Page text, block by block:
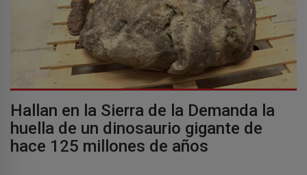
Hallan en la Sierra de la Demanda la
huella de un dinosaurio gigante de
hace 125 millones de años